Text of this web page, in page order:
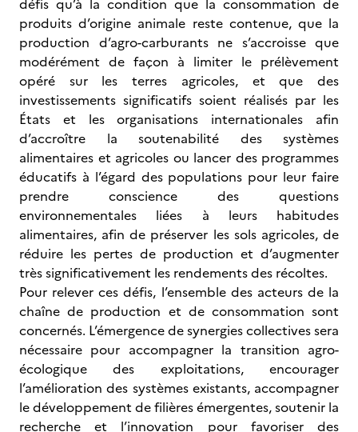
défis qu’à la condition que la consommation de
produits d’origine animale reste contenue, que la
production d’agro-carburants ne s’accroisse que
modérément de façon à limiter le prélèvement
opéré sur les terres agricoles, et que des
investissements significatifs soient réalisés par les
États et les organisations internationales afin
d’accroître la soutenabilité des systèmes
alimentaires et agricoles ou lancer des programmes
éducatifs à l’égard des populations pour leur faire
prendre conscience des questions
environnementales liées à leurs habitudes
alimentaires, afin de préserver les sols agricoles, de
réduire les pertes de production et d’augmenter
très significativement les rendements des récoltes.
Pour relever ces défis, l’ensemble des acteurs de la
chaîne de production et de consommation sont
concernés. L’émergence de synergies collectives sera
nécessaire pour accompagner la transition agro-
écologique des exploitations, encourager
l’amélioration des systèmes existants, accompagner
le développement de filières émergentes, soutenir la
recherche et l’innovation pour favoriser des